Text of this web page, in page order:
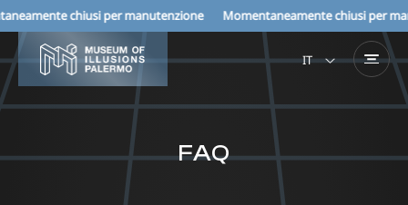
chiusi per manutenzione Momentaneamente chiusi per
IT
FAQ